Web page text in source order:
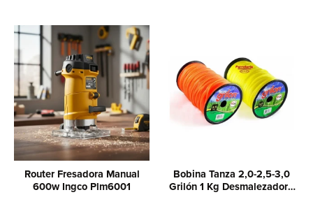
Router Fresadora Manual
600w Ingco Plm6001
Bobina Tanza 2,0-2,5-3,0
Grilón 1 Kg Desmalezadora